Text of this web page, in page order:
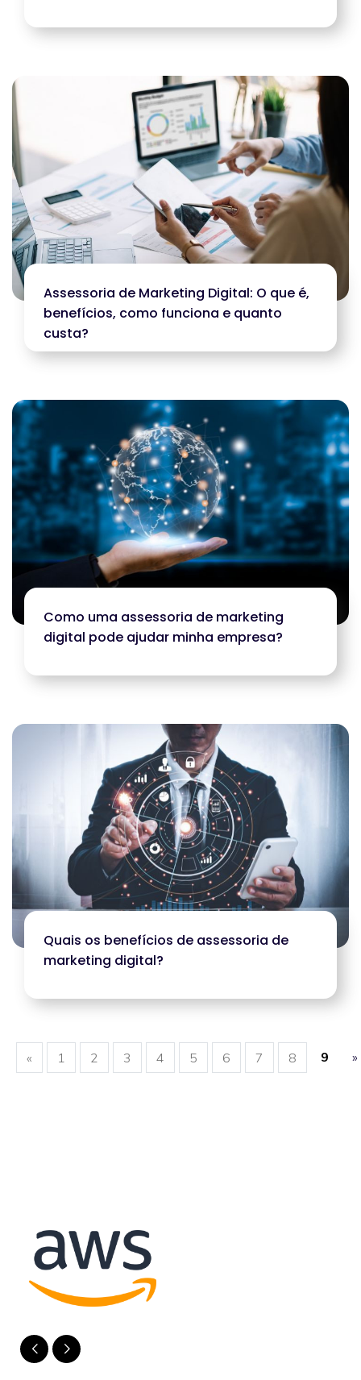
Assessoria de Marketing Digital: O que é,
benefícios, como funciona e quanto
custa?
Como uma assessoria de marketing
digital pode ajudar minha empresa?
Quais os benefícios de assessoria de
marketing digital?
« 1 2 3 4 5 6 7 8 9 »